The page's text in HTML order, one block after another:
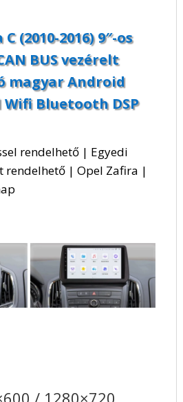
(2010-2016) 9″-os
BUS vezérelt
magyar Android
Bluetooth DSP
rendelhető | Egyedi
rendelhető | Opel Zafira |
/ 1280×720